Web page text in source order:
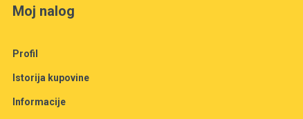
Moj nalog
Profil
Istorija kupovine
Informacije